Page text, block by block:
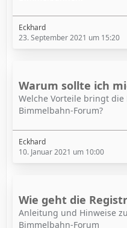
Eckhard
23. September 2021 um 15:20
Warum sollte ich
Welche Vorteile bringt
Bimmelbahn-Forum?
Eckhard
10. Januar 2021 um 10:00
Wie geht die
Anleitung und Hinweise
Bimmelbahn-Forum